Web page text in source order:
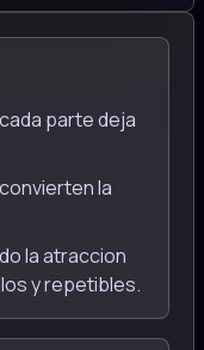
parte deja
la
la atraccion
y repetibles.